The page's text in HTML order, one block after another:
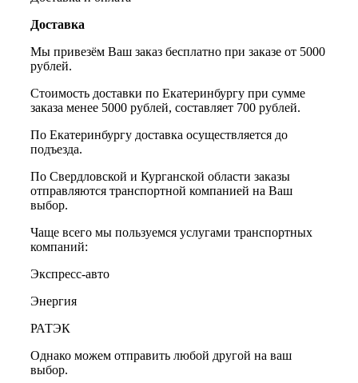
Доставка
Мы привезём Ваш заказ бесплатно при заказе от 5000
рублей.
Стоимость доставки по Екатеринбургу при сумме
заказа менее 5000 рублей, составляет 700 рублей.
По Екатеринбургу доставка осуществляется до
подъезда.
По Свердловской и Курганской области заказы
отправляются транспортной компанией на Ваш
выбор.
Чаще всего мы пользуемся услугами транспортных
компаний:
Экспресс-авто
Энергия
РАТЭК
Однако можем отправить любой другой на ваш
выбор.